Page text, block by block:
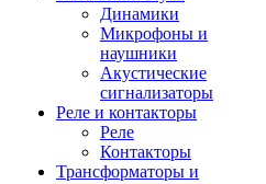
Динамики
Микрофоны и
наушники
Акустические
сигнализаторы
Реле и контакторы
Реле
Контакторы
Трансформаторы и